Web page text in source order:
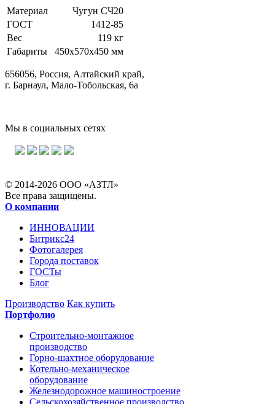
Материал
Чугун СЧ20
ГОСТ
1412-85
Вес
119 кг
Габариты
450x570x450 мм
656056, Россия, Алтайский край,
г. Барнаул, Мало-Тобольская, 6а
Мы в социальных сетях
© 2014-2026 ООО «АЗТЛ»
Все права защищены.
О компании
ИННОВАЦИИ
Битрикс24
Фотогалерея
Города поставок
ГОСТы
Блог
Производство Как купить
Портфолио
Строительно-монтажное
производство
Горно-шахтное оборудование
Котельно-механическое
оборудование
Железнодорожное машиностроение
Сельскохозяйственное производство